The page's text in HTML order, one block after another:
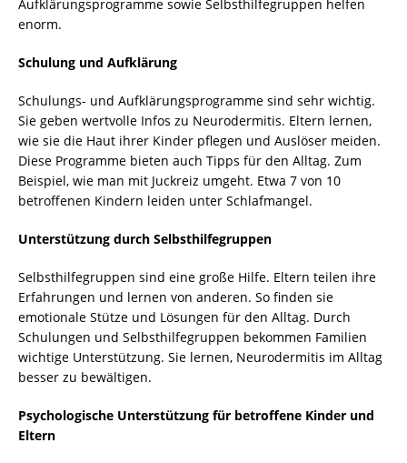
Aufklärungsprogramme sowie Selbsthilfegruppen helfen
enorm.
Schulung und Aufklärung
Schulungs- und Aufklärungsprogramme sind sehr wichtig.
Sie geben wertvolle Infos zu Neurodermitis. Eltern lernen,
wie sie die Haut ihrer Kinder pflegen und Auslöser meiden.
Diese Programme bieten auch Tipps für den Alltag. Zum
Beispiel, wie man mit Juckreiz umgeht. Etwa 7 von 10
betroffenen Kindern leiden unter Schlafmangel.
Unterstützung durch Selbsthilfegruppen
Selbsthilfegruppen sind eine große Hilfe. Eltern teilen ihre
Erfahrungen und lernen von anderen. So finden sie
emotionale Stütze und Lösungen für den Alltag. Durch
Schulungen und Selbsthilfegruppen bekommen Familien
wichtige Unterstützung. Sie lernen, Neurodermitis im Alltag
besser zu bewältigen.
Psychologische Unterstützung für betroffene Kinder und
Eltern